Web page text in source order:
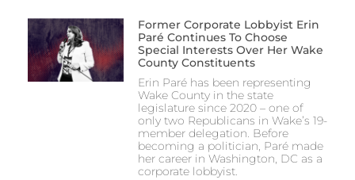
Former Corporate Lobbyist Erin
Paré Continues To Choose
Special Interests Over Her Wake
County Constituents
Erin Paré has been representing
Wake County in the state
legislature since 2020 – one of
only two Republicans in Wake’s 19-
member delegation. Before
becoming a politician, Paré made
her career in Washington, DC as a
corporate lobbyist.